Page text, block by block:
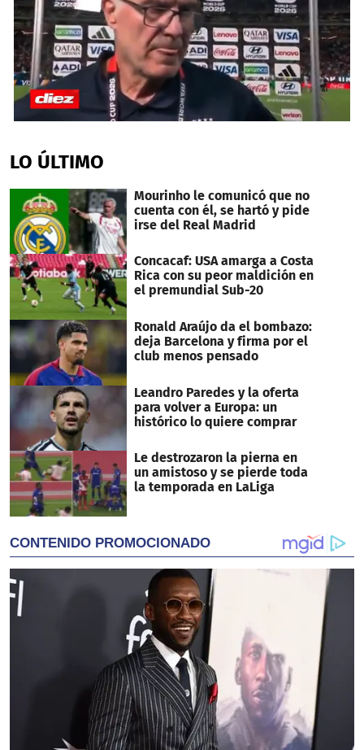
of
44
LO ÚLTIMO
Mourinho le comunicó que no
cuenta con él, se hartó y pide
irse del Real Madrid
Concacaf: USA amarga a Costa
Rica con su peor maldición en
el premundial Sub-20
Ronald Araújo da el bombazo:
deja Barcelona y firma por el
club menos pensado
Leandro Paredes y la oferta
para volver a Europa: un
histórico lo quiere comprar
Le destrozaron la pierna en
un amistoso y se pierde toda
la temporada en LaLiga